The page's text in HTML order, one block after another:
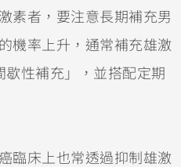
素者，要注意長期補充男
機率上升，通常補充雄激
性補充」，並搭配定期
臨床上也常透過抑制雄激